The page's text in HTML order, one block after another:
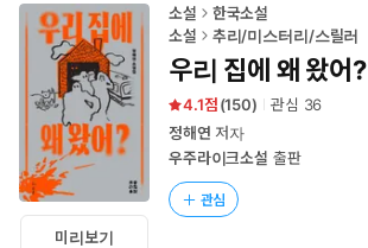
로
이
미리보기
소설
한국소설
소설
추리/미스터리/스릴러
우리 집에 왜 왔어?
4.1 (150) 관심 36
정해연 저자
우주라이크소설 출판
관심